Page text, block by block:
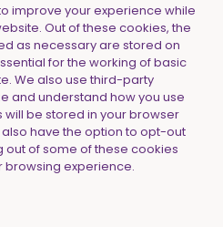
improve your experience while
Out of these cookies, the
as necessary are stored on
for the working of basic
We also use third-party
and understand how you use
will be stored in your browser
also have the option to opt-out
out of some of these cookies
browsing experience.